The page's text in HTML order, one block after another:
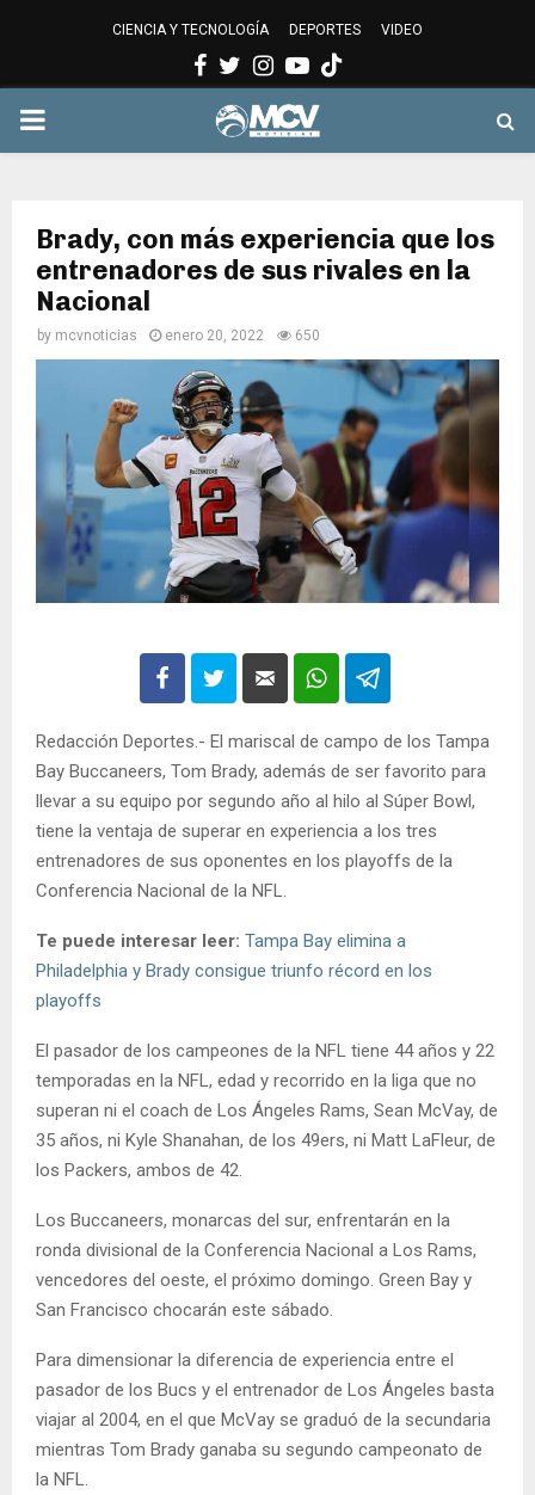
CIENCIA Y TECNOLOGÍA DEPORTES VIDEO
Facebook
Twitter
Instagram
Youtube
PRIMARY
Brady, con más experiencia que los
entrenadores de sus rivales en la
Nacional
by mcvnoticias enero 20, 2022 650
Redacción Deportes.- El mariscal de campo de los Tampa
Bay Buccaneers, Tom Brady, además de ser favorito para
llevar a su equipo por segundo año al hilo al Súper Bowl,
tiene la ventaja de superar en experiencia a los tres
entrenadores de sus oponentes en los playoffs de la
Conferencia Nacional de la NFL.
Te puede interesar leer: Tampa Bay elimina a
Philadelphia y Brady consigue triunfo récord en los
playoffs
El pasador de los campeones de la NFL tiene 44 años y 22
temporadas en la NFL, edad y recorrido en la liga que no
superan ni el coach de Los Ángeles Rams, Sean McVay, de
35 años, ni Kyle Shanahan, de los 49ers, ni Matt LaFleur, de
los Packers, ambos de 42.
Los Buccaneers, monarcas del sur, enfrentarán en la
ronda divisional de la Conferencia Nacional a Los Rams,
vencedores del oeste, el próximo domingo. Green Bay y
San Francisco chocarán este sábado.
Para dimensionar la diferencia de experiencia entre el
pasador de los Bucs y el entrenador de Los Ángeles basta
viajar al 2004, en el que McVay se graduó de la secundaria
mientras Tom Brady ganaba su segundo campeonato de
la NFL.